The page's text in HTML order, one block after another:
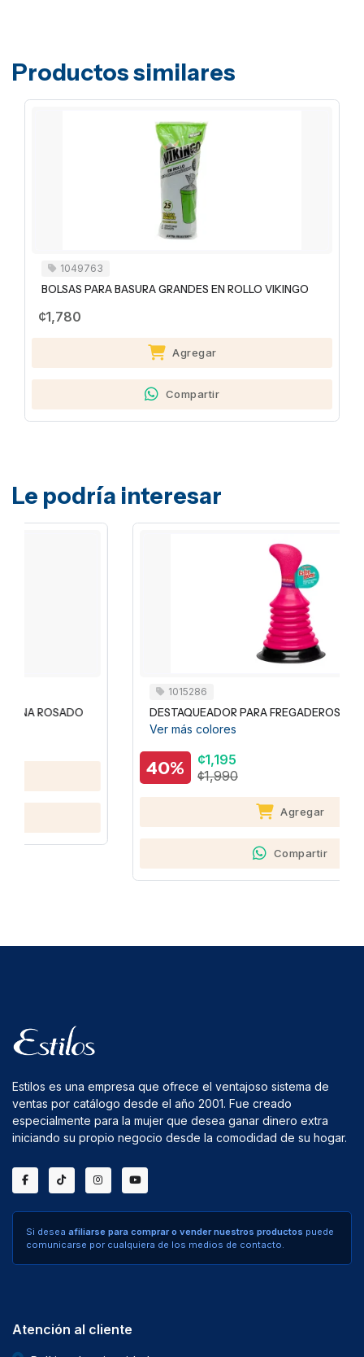
Productos similares
1049763
BOLSAS PARA BASURA GRANDES EN ROLLO VIKINGO
¢1,780
Agregar
Compartir
Le podría interesar
DESTAQUEADOR PARA FREGADEROS NOVICA FUCSIA
Ver más colores
40%
¢1,195
¢1,990
Estilos es una empresa que ofrece el ventajoso sistema de
ventas por catálogo desde el año 2001. Fue creado
especialmente para la mujer que desea ganar dinero extra
iniciando su propio negocio desde la comodidad de su hogar.
Si desea afiliarse para comprar o vender nuestros productos puede
comunicarse por cualquiera de los medios de contacto.
Atención al cliente